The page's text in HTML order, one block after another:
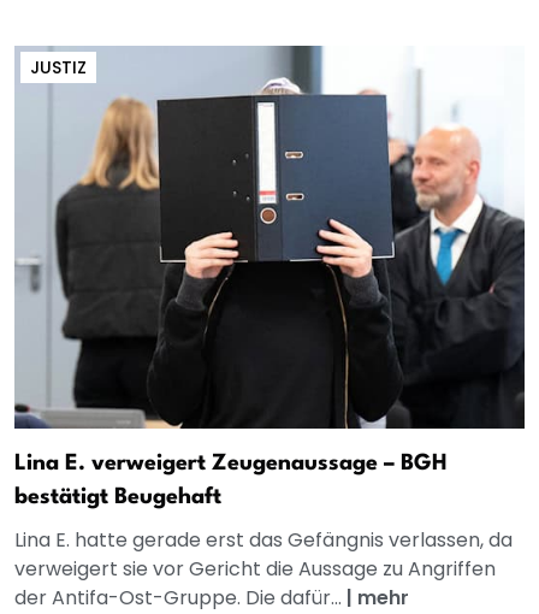
JUSTIZ
Lina E. verweigert Zeugenaussage – BGH
bestätigt Beugehaft
Lina E. hatte gerade erst das Gefängnis verlassen, da
verweigert sie vor Gericht die Aussage zu Angriffen
der Antifa-Ost-Gruppe. Die dafür... | mehr